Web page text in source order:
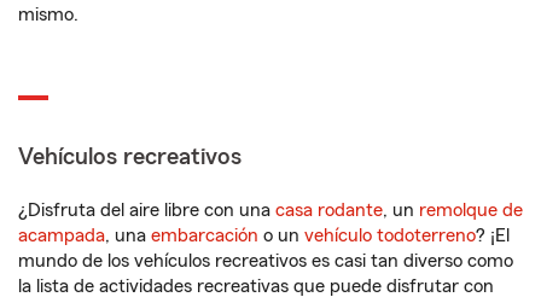
mismo.
Vehículos recreativos
¿Disfruta del aire libre con una casa rodante, un remolque de
acampada, una embarcación o un vehículo todoterreno? ¡El
mundo de los vehículos recreativos es casi tan diverso como
la lista de actividades recreativas que puede disfrutar con